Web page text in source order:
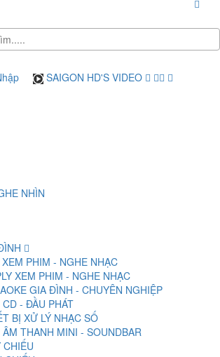
SAIGON HD'S VIDEO
NHÌN
XEM PHIM - NGHE NHẠC
XEM PHIM - NGHE NHẠC
GIA ĐÌNH - CHUYÊN NGHIỆP
- ĐẦU PHÁT
BỊ XỬ LÝ NHẠC SỐ
ÂM THANH MINI - SOUNDBAR
CHIẾU